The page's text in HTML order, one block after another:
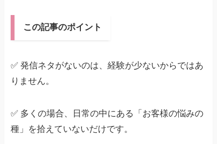
この記事のポイント
✅ 発信ネタがないのは、経験が少ないからではあ
りません。
✅ 多くの場合、日常の中にある「お客様の悩みの
種」を拾えていないだけです。